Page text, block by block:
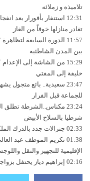
تلاميذه و زملائه
12:31
تغادر منازلها خوفاً من الغاز
11:57 الدورة السابعة
بين المدن الشاطئية
15:29 من الشاشة إلى الإعدام
خليفة إلى المفتي
23:47 سعيدية.. بائع متجول
للجماعة قبل الفرار
23:24 مكناس..الشرطة تطلق
شرطيا بالسلاح الأبيض
02:33 جنرالات جدد بالدرك
01:38 تكريم الموظف عبد
الإقليمية للتجهيز والنقل
02:16 إبراهيم دياز يحتفل